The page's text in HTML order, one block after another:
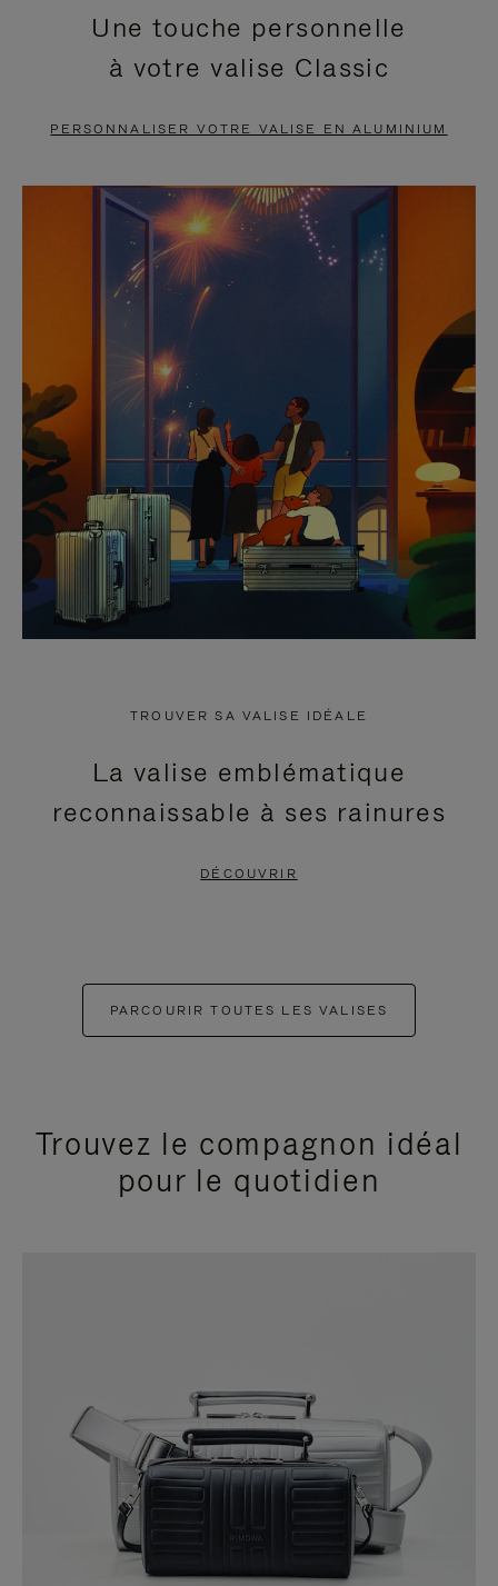
EN
PAUSE,
APPUYEZ
POUR
METTRE
PAUSE
VIDÉO
EST
DÉSACTIVÉ.
CLIQUER
POUR
RÉACTIVER
LE
SON
Une touche personnelle
à votre valise Classic
PERSONNALISER VOTRE VALISE EN ALUMINIUM
TROUVER SA VALISE IDÉALE
La valise emblématique
reconnaissable à ses rainures
DÉCOUVRIR
PARCOURIR TOUTES LES VALISES
Trouvez le compagnon idéal
pour le quotidien